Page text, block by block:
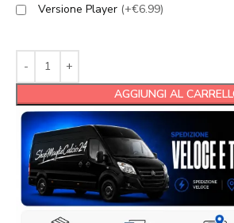
Versione Player (+€6.99)
AGGIUNGI AL